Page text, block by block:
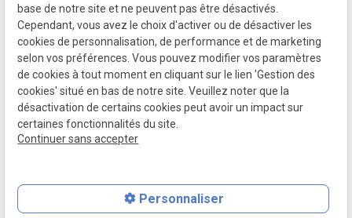
Mentions légales
Politique de
confidentialité
Gestion
des
cookies
Plan du site
Siret :38424534600059
base de notre site et ne peuvent pas être désactivés.
Cependant, vous avez le choix d'activer ou de désactiver les
cookies de personnalisation, de performance et de marketing
selon vos préférences. Vous pouvez modifier vos paramètres
de cookies à tout moment en cliquant sur le lien 'Gestion des
cookies' situé en bas de notre site. Veuillez noter que la
désactivation de certains cookies peut avoir un impact sur
certaines fonctionnalités du site.
Continuer sans accepter
Personnaliser